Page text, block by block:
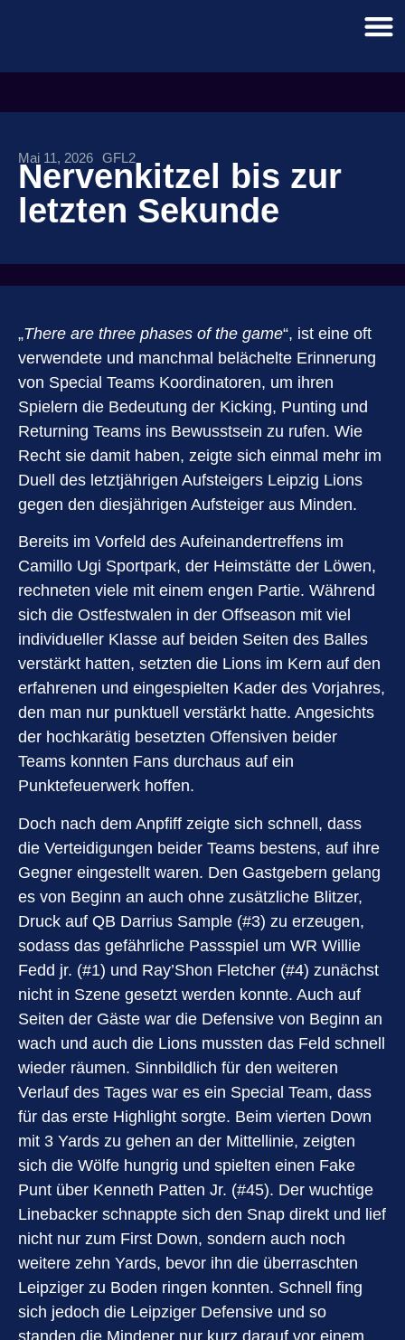
Mai 11, 2026 GFL2
Nervenkitzel bis zur
letzten Sekunde
„There are three phases of the game“, ist eine oft
verwendete und manchmal belächelte Erinnerung
von Special Teams Koordinatoren, um ihren
Spielern die Bedeutung der Kicking, Punting und
Returning Teams ins Bewusstsein zu rufen. Wie
Recht sie damit haben, zeigte sich einmal mehr im
Duell des letztjährigen Aufsteigers Leipzig Lions
gegen den diesjährigen Aufsteiger aus Minden.
Bereits im Vorfeld des Aufeinandertreffens im
Camillo Ugi Sportpark, der Heimstätte der Löwen,
rechneten viele mit einem engen Partie. Während
sich die Ostfestwalen in der Offseason mit viel
individueller Klasse auf beiden Seiten des Balles
verstärkt hatten, setzten die Lions im Kern auf den
erfahrenen und eingespielten Kader des Vorjahres,
den man nur punktuell verstärkt hatte. Angesichts
der hochkarätig besetzten Offensiven beider
Teams konnten Fans durchaus auf ein
Punktefeuerwerk hoffen.
Doch nach dem Anpfiff zeigte sich schnell, dass
die Verteidigungen beider Teams bestens, auf ihre
Gegner eingestellt waren. Den Gastgebern gelang
es von Beginn an auch ohne zusätzliche Blitzer,
Druck auf QB Darrius Sample (#3) zu erzeugen,
sodass das gefährliche Passspiel um WR Willie
Fedd jr. (#1) und Ray’Shon Fletcher (#4) zunächst
nicht in Szene gesetzt werden konnte. Auch auf
Seiten der Gäste war die Defensive von Beginn an
wach und auch die Lions mussten das Feld schnell
wieder räumen. Sinnbildlich für den weiteren
Verlauf des Tages war es ein Special Team, dass
für das erste Highlight sorgte. Beim vierten Down
mit 3 Yards zu gehen an der Mittellinie, zeigten
sich die Wölfe hungrig und spielten einen Fake
Punt über Kenneth Patten Jr. (#45). Der wuchtige
Linebacker schnappte sich den Snap direkt und lief
nicht nur zum First Down, sondern auch noch
weitere zehn Yards, bevor ihn die überraschten
Leipziger zu Boden ringen konnten. Schnell fing
sich jedoch die Leipziger Defensive und so
standen die Mindener nur kurz darauf vor einem